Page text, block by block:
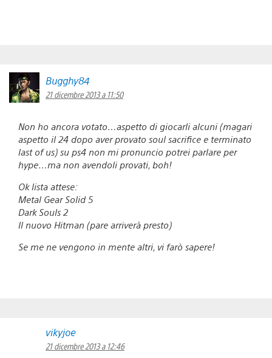
Bugghy84
21 dicembre 2013 a 11:50
Non ho ancora votato…aspetto di giocarli alcuni (magari
aspetto il 24 dopo aver provato soul sacrifice e terminato
last of us) su ps4 non mi pronuncio potrei parlare per
hype…ma non avendoli provati, boh!
Ok lista attese:
Metal Gear Solid 5
Dark Souls 2
Il nuovo Hitman (pare arriverà presto)
Se me ne vengono in mente altri, vi farò sapere!
vikyjoe
21 dicembre 2013 a 12:46